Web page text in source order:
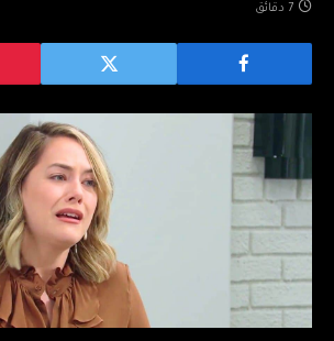
7 دقائق